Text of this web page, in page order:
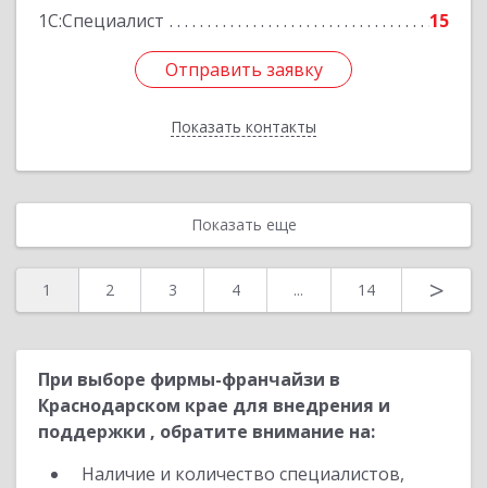
1С:Специалист
15
Отправить заявку
Показать контакты
Отправить заявку
Назад
Показать еще
1 2 3 4 ... 14 >
При выборе фирмы-франчайзи в
Краснодарском крае для внедрения и
поддержки , обратите внимание на:
Наличие и количество специалистов,